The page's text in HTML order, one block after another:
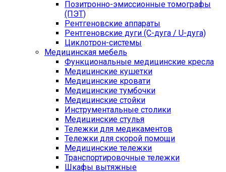
Позитронно-эмиссионные томографы
(ПЭТ)
Рентгеновские аппараты
Рентгеновские дуги (С-дуга / U-дуга)
Циклотрон-системы
Медицинская мебель
Функциональные медицинские кресла
Медицинские кушетки
Медицинские кровати
Медицинские тумбочки
Медицинские стойки
Инструментальные столики
Медицинские стулья
Тележки для медикаментов
Тележки для скорой помощи
Медицинские тележки
Транспортировочные тележки
Шкафы вытяжные